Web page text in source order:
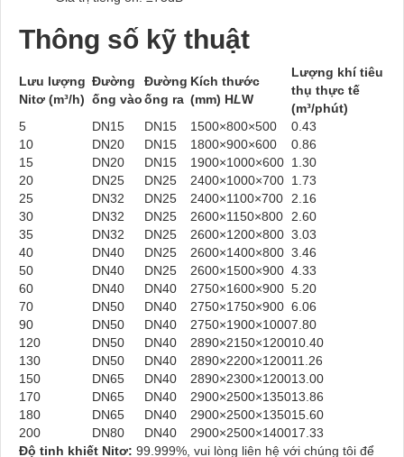
Thông số kỹ thuật
Lưu lượng
Nitơ (m³/h)
Đường
ống vào
Đường
ống ra
Kích thước
(mm) HLW
Lượng khí tiêu
thụ thực tế
(m³/phút)
5
DN15 DN15 1500×800×500
0.43
10
DN20 DN15 1800×900×600
0.86
15
DN20 DN15 1900×1000×600 1.30
20
DN25 DN25 2400×1000×700 1.73
25
DN32 DN25 2400×1100×700
2.16
30
DN32 DN25 2600×1150×800
2.60
35
DN32 DN25 2600×1200×800 3.03
40
DN40 DN25 2600×1400×800 3.46
50
DN40 DN25 2600×1500×900 4.33
60
DN40 DN40 2750×1600×900 5.20
70
DN50 DN40 2750×1750×900 6.06
90
DN50 DN40 2750×1900×10007.80
120
DN50 DN40 2890×2150×120010.40
130
DN50 DN40 2890×2200×120011.26
150
DN65 DN40 2890×2300×120013.00
170
DN65 DN40 2900×2500×135013.86
180
DN65 DN40 2900×2500×135015.60
200
DN80 DN40 2900×2500×140017.33
Độ tinh khiết Nitơ: 99.999%, vui lòng liên hệ với chúng tôi để